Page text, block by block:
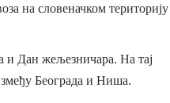
на словеначком територију
и Дан жељезничара. На тај
Београда и Ниша.